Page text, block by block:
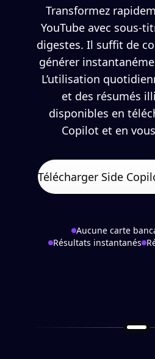
Transformez
YouTube avec sous-
digestes. Il suffit de
générer
L’utilisation
et des résumés
disponibles en
Copilot et en
Télécharger Side
Aucune carte
Résultats instantanés